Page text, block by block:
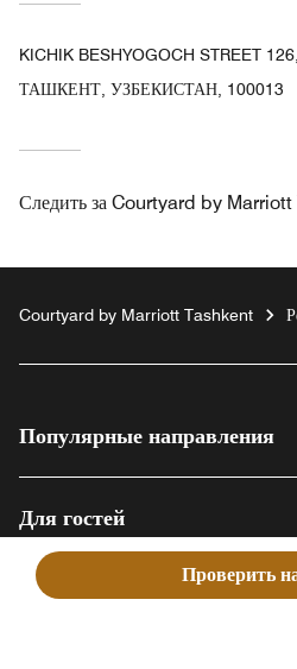
Проверить
KICHIK BESHYOGOCH STREET 126,
ТАШКЕНТ, УЗБЕКИСТАН, 100013
Следить за Courtyard by Marriott
Courtyard by Marriott Tashkent
Популярные направления
Для гостей
Наша компания